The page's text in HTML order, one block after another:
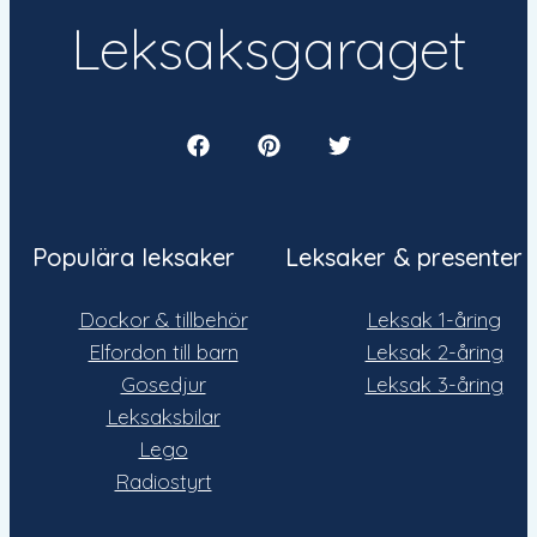
Populära leksaker
Dockor & tillbehör
Elfordon till barn
Gosedjur
Leksaksbilar
Lego
Radiostyrt
Leksaksgaraget
Leksaker & presenter
Leksak 1-åring
Leksak 2-åring
Leksak 3-åring